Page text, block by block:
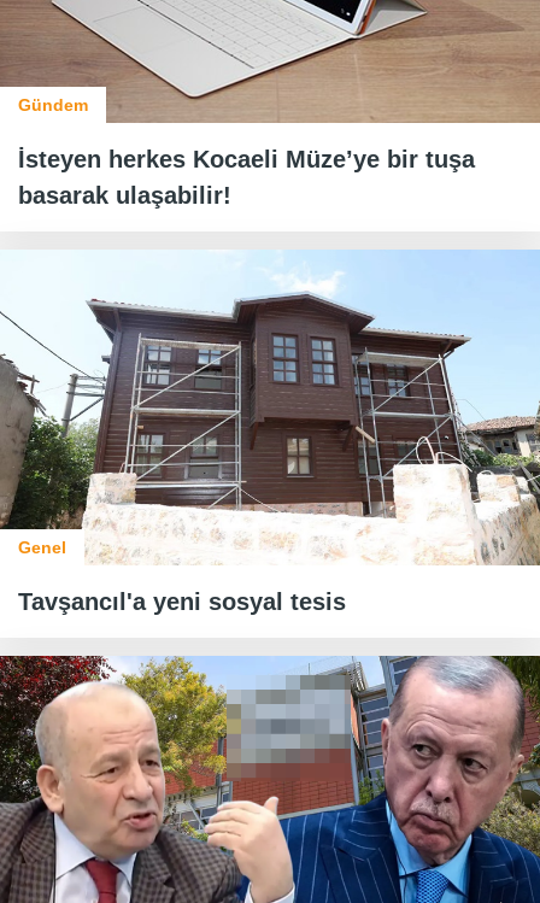
Gündem
İsteyen herkes Kocaeli Müze’ye bir tuşa
basarak ulaşabilir!
Genel
Tavşancıl'a yeni sosyal tesis